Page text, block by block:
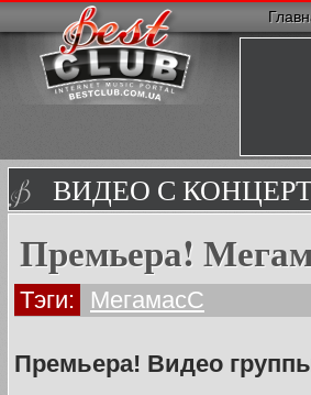
ВИДЕО С
Премьера!
Тэги: МегамасС
Премьера! Видео